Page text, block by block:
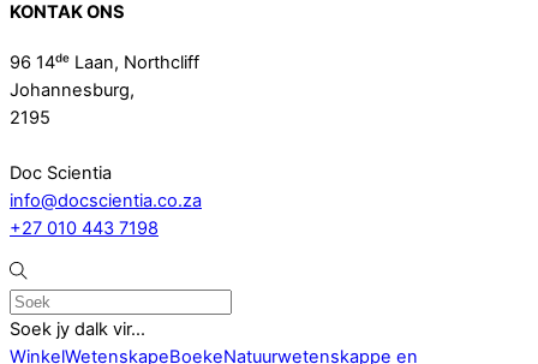
KONTAK ONS
96 14ᵈᵉ Laan, Northcliff
Johannesburg,
2195
Doc Scientia
info@docscientia.co.za
+27 010 443 7198
Soek jy dalk vir...
WinkelWetenskapeBoekeNatuurwetenskappe en